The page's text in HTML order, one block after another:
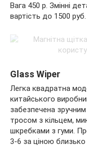
Вага 450 р. Змінні
вартість до 1500 руб.
Glass Wiper
Легка квадратна
китайського
забезпечена
тросом з кільцем,
шкребками з гуми.
3-6 за ціною близько